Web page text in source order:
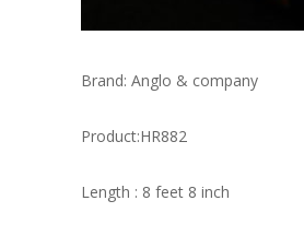
Brand: Anglo & company
Product:HR882
Length : 8 feet 8 inch